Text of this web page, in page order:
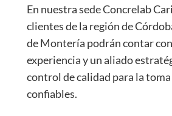
En nuestra sede Concrelab
clientes de la región de
de Montería podrán contar
experiencia y un aliado
control de calidad para la
confiables.